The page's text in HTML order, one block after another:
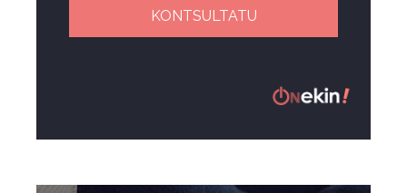
KONTSULTATU